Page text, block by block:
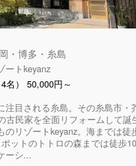
・博多・糸島
ートkeyanz
名） 50,000円～
注目される糸島。その糸島市・
古民家を全面リフォームして誕
のリゾートkeyanz。海までは徒
ットのトトロの森までは徒歩10
ーシ...